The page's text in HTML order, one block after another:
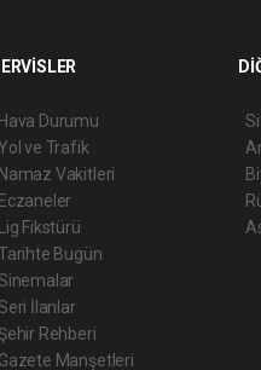
Durumu
ve Trafik
Vakitleri
Fikstürü
Bugün
İlanlar
Rehberi
Manşetleri